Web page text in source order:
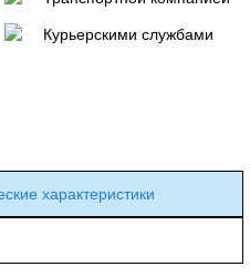
Курьерскими службами
характеристики